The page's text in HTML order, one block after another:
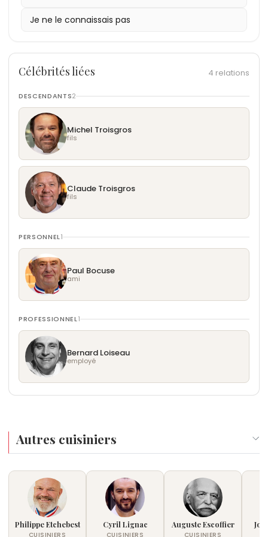
Je ne le connaissais pas
Célébrités liées 4 relations
DESCENDANTS2
Michel Troisgros
fils
Claude Troisgros
fils
PERSONNEL1
Paul Bocuse
ami
PROFESSIONNEL1
Bernard Loiseau
employé
Autres cuisiniers
Philippe Etchebest
CUISINIERS
Cyril Lignac
CUISINIERS
Auguste Escoffier
CUISINIERS